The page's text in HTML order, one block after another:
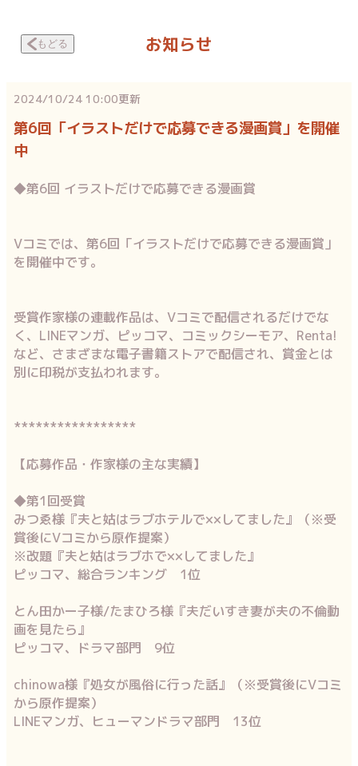
もどる お知らせ
2024/10/24 10:00更新
第6回「イラストだけで応募できる漫画賞」を開催
中
◆第6回 イラストだけで応募できる漫画賞
Vコミでは、第6回「イラストだけで応募できる漫画賞」
を開催中です。
受賞作家様の連載作品は、Vコミで配信されるだけでな
く、LINEマンガ、ピッコマ、コミックシーモア、Renta!
など、さまざまな電子書籍ストアで配信され、賞金とは
別に印税が支払われます。
*****************
【応募作品・作家様の主な実績】
◆第1回受賞
みつゑ様『夫と姑はラブホテルで××してました』（※受
賞後にVコミから原作提案）
※改題『夫と姑はラブホで××してました』
ピッコマ、総合ランキング 1位
とん田かー子様/たまひろ様『夫だいすき妻が夫の不倫動
画を見たら』
ピッコマ、ドラマ部門 9位
chinowa様『処女が風俗に行った話』（※受賞後にVコミ
から原作提案）
LINEマンガ、ヒューマンドラマ部門 13位